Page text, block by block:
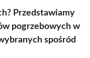
Przedstawiamy
pogrzebowych w
spośród